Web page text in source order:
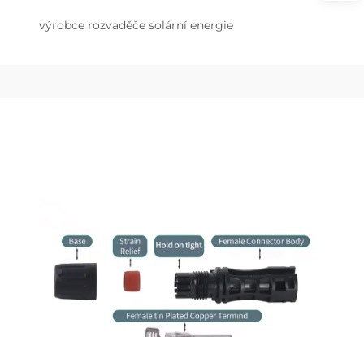
výrobce rozvaděče solární energie